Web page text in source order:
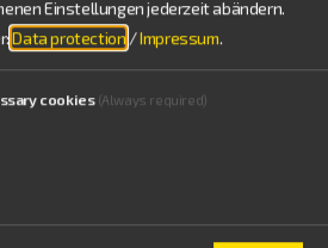
Einstellungen jederzeit abändern.
Data protection /Impressum.
cookies (Always required)